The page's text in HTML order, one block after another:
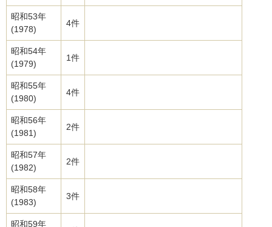
昭和53年
(1978)
4件
昭和54年
(1979)
1件
昭和55年
(1980)
4件
昭和56年
(1981)
2件
昭和57年
(1982)
2件
昭和58年
(1983)
3件
昭和59年